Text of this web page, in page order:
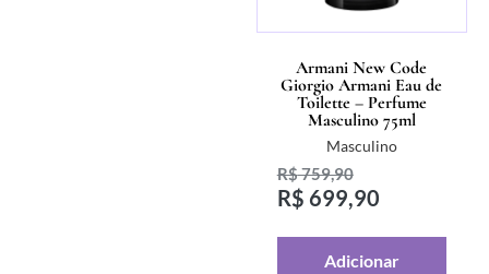
Armani New Code
Giorgio Armani Eau de
Toilette – Perfume
Masculino 75ml
Masculino
R$759,90
R$ 699,90
Adicionar